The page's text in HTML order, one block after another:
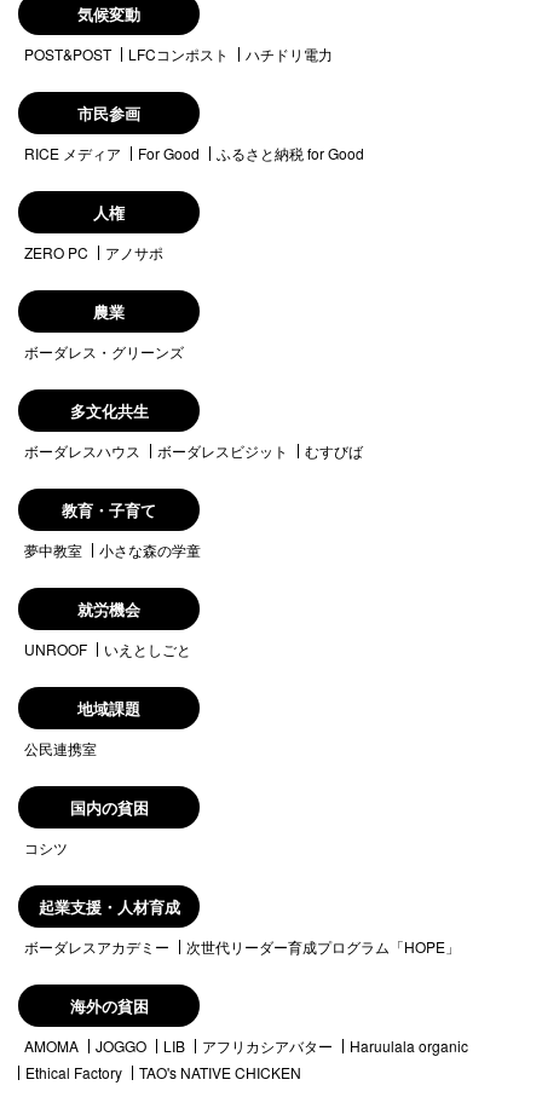
気候変動
POST&POST LFCコンポスト ハチドリ電力
市民参画
RICE メディア For Good ふるさと納税 for Good
人権
ZERO PC アノサポ
農業
ボーダレス・グリーンズ
多文化共生
ボーダレスハウス ボーダレスビジット むすびば
教育・子育て
夢中教室 小さな森の学童
就労機会
UNROOF いえとしごと
地域課題
公民連携室
国内の貧困
コシツ
起業支援・人材育成
ボーダレスアカデミー 次世代リーダー育成プログラム「HOPE」
海外の貧困
AMOMA JOGGO LIB アフリカシアバター
Haruulala organic
Ethical Factory
TAO's NATIVE CHICKEN